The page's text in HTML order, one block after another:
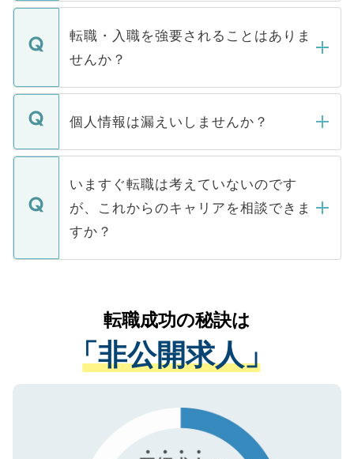
ます。通常、5営業日以内にはご連絡をせて
いただきますので、しばらくお待ちくださ
マイナビDOCTORで取り扱っている求人の
うち約3割は、Webサイトからご覧いただ
けない「非公開求人」です。非公開求人は
下記の理由によって、一般には公開してい
ません。
■応募殺到を避けるため 人気のある医療機
関を公にしてしまうと、応募が殺到する場
に、医療機関が求める条件に合った人材の
みを人材紹介会社に依頼するケースが増え
ています。
転職・入職を強要されることはありま
せんか？
転職・入職を強要することは一切ありませ
ん。また、仮に応募先から内定をいただい
定を承諾する必要はありません。内定先へ
の辞退の連絡はキャリアパートナーが行い
個人情報は漏えいしませんか？
個人情報が漏えいすることはありませんの
で、ご安心ください。当サイトからの登録
などで収集したご登録者様の個人情報は、
ご本人のキャリアアップおよび転職活動の
支援を目的に使用いたします。お預かりし
ているすべての個人データはご本人の許可
は、個人情報の取り扱いについての厳密な
管理基準を満たした事業者のみに付与され
る、プライバシーマークを取得済みです。
で、機密保持に関してもご安心ください。
いますぐ転職は考えていないのです
が、これからのキャリアを相談できま
すか？
かがいして、現在の医療機関の状況や紹介
経験をまじえながら、適切なアドバイスを
させていただきます。すぐにご転職をされ
ない方には、長期的なサポートが可能です
ので、まずはご登録ください。
転職成功の秘訣は
「非公開求人」